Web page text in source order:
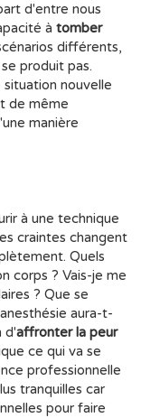
d'entre nous
à tomber
différents,
produit pas.
nouvelle
de même
manière
à une technique
craintes changent
Quels
corps ? Vais-je me
? Que se
aura-t-
d'affronter la peur
ce qui va se
professionnelle
tranquilles car
pour faire